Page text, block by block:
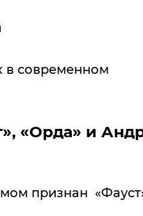
в современном
«Орда» и
признан